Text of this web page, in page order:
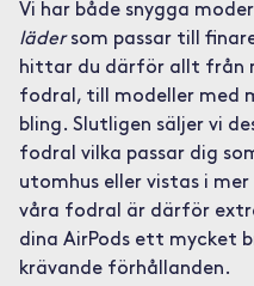
Vi har både snygga
lädersom passar till
hittar du därför allt från
fodral, till modeller med
bling. Slutligen säljer vi
fodral vilka passar dig
utomhus eller vistas i
våra fodral är därför
dina AirPods ett mycket
krävande förhållanden.